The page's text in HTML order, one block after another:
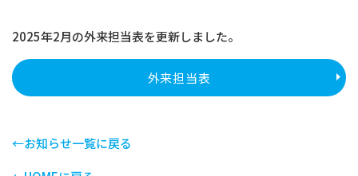
2025年2月の外来担当表を更新しました。
外来担当表
←お知らせ一覧に戻る